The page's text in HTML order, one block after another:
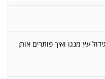
עץ מנגו ואיך פותרים אותן